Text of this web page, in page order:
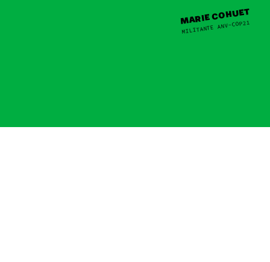
MARIE COHUET
MILITANTE ANV-COP21